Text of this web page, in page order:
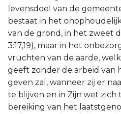
levensdoel van de
bestaat in het
van de grond, in het zweet
3:17,19), maar in het
vruchten van de aarde,
geeft zonder de arbeid van
geven zal, wanneer zij er
te blijven en in Zijn wet zich
bereiking van het